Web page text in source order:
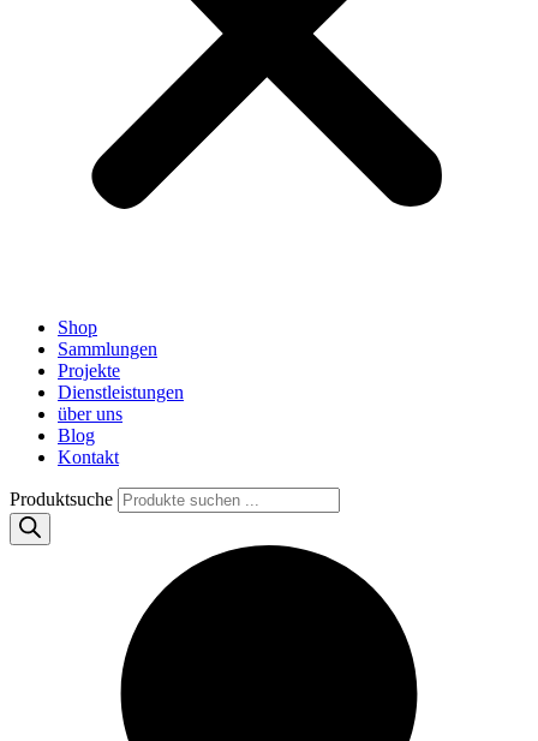
Shop
Sammlungen
Projekte
Dienstleistungen
über uns
Blog
Kontakt
Produktsuche